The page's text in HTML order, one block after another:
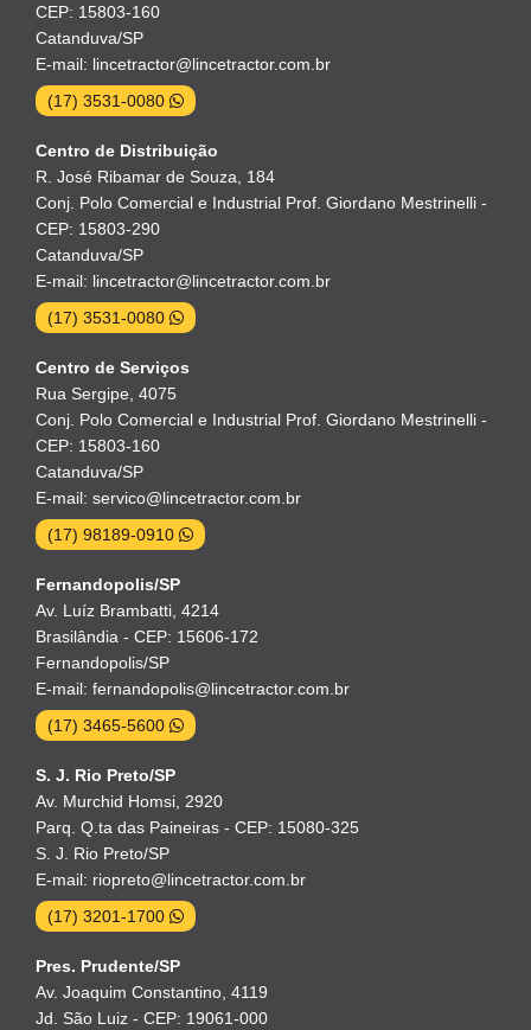
CEP: 15803-160
Catanduva/SP
E-mail: lincetractor@lincetractor.com.br
(17) 3531-0080
Centro de Distribuição
R. José Ribamar de Souza, 184
Conj. Polo Comercial e Industrial Prof. Giordano Mestrinelli -
CEP: 15803-290
Catanduva/SP
E-mail: lincetractor@lincetractor.com.br
(17) 3531-0080
Centro de Serviços
Rua Sergipe, 4075
Conj. Polo Comercial e Industrial Prof. Giordano Mestrinelli -
CEP: 15803-160
Catanduva/SP
E-mail: servico@lincetractor.com.br
(17) 98189-0910
Fernandopolis/SP
Av. Luíz Brambatti, 4214
Brasilândia - CEP: 15606-172
Fernandopolis/SP
E-mail: fernandopolis@lincetractor.com.br
(17) 3465-5600
S. J. Rio Preto/SP
Av. Murchid Homsi, 2920
Parq. Q.ta das Paineiras - CEP: 15080-325
S. J. Rio Preto/SP
E-mail: riopreto@lincetractor.com.br
(17) 3201-1700
Pres. Prudente/SP
Av. Joaquim Constantino, 4119
Jd. São Luiz - CEP: 19061-000